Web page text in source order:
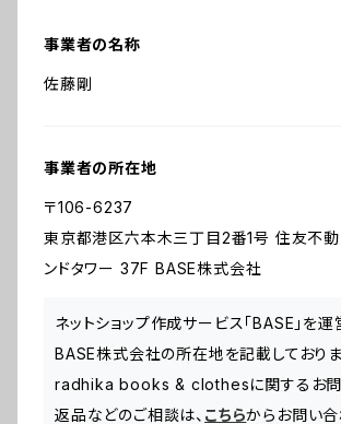
事業者の名称
佐藤剛
事業者の所在地
〒106-6237
東京都港区六本木三丁目2番1号 住友不
ンドタワー 37F BASE株式会社
ネットショップ作成サービス「BASE」を運
BASE株式会社の所在地を記載しておりま
radhika books & clothesに関するお問
返品などのご相談は、 こちらからお問い合